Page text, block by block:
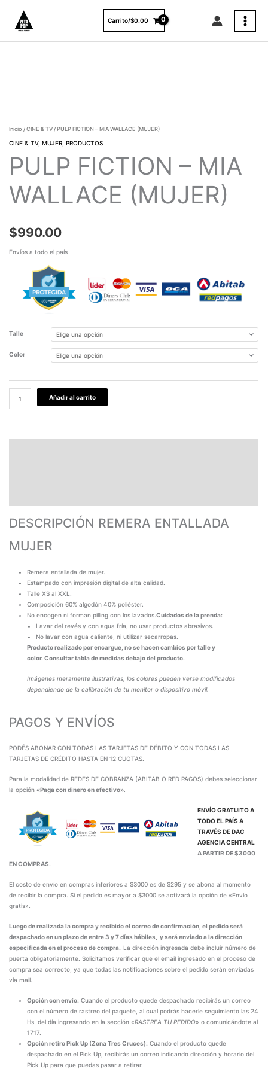
contenido
Carrito/$0.00
Inicio /CINE & TV/ PULP FICTION – MIA WALLACE (MUJER)
CINE & TV,MUJER ,PRODUCTOS
PULP FICTION – MIA
WALLACE (MUJER)
$990.00
Envíos a todo el país
Talle
Color
(MUJER)
Añadir al carrito
DESCRIPCIÓN REMERA ENTALLADA
MUJER
Remera entallada de mujer.
Estampado con impresión digital de alta calidad.
Talle XS al XXL.
Composición 60% algodón 40% poliéster.
No encogen ni forman pilling con los lavados.Cuidados de la prenda:
Lavar del revés y con agua fría, no usar productos abrasivos.
No lavar con agua caliente, ni utilizar secarropas.
Producto realizado por encargue, no se hacen cambios por talle y
color. Consultar tabla de medidas debajo del producto.
Imágenes meramente ilustrativas, los colores pueden verse modificados
dependiendo de la calibración de tu monitor o dispositivo móvil.
PAGOS Y ENVÍOS
PODÉS ABONAR CON TODAS LAS TARJETAS DE DÉBITO Y CON TODAS LAS
TARJETAS DE CRÉDITO HASTA EN 12 CUOTAS.
Para la modalidad de REDES DE COBRANZA (ABITAB O RED PAGOS) debes seleccionar
la opción «Paga con dinero en efectivo».
ENVÍO GRATUITO A
TODO EL PAÍS A
TRAVÉS DEDAC
AGENCIA CENTRAL
A PARTIR DE $3000
EN COMPRAS.
El costo de envío en compras inferiores a $3000 es de $295 y se abona al momento
de recibir la compra. Si el pedido es mayor a $3000 se activará la opción de «Envío
gratis».
Luego de realizada la compra y recibido el correo de confirmación, el pedido será
despachado en un plazo de entre 3 y 7 días hábiles, y será enviado a la dirección
especificada en el proceso de compra. La dirección ingresada debe incluir número de
puerta obligatoriamente. Solicitamos verificar que el email ingresado en el proceso de
compra sea correcto, ya que todas las notificaciones sobre el pedido serán enviadas
vía mail.
Opción con envío: Cuando el producto quede despachado recibirás un correo
con el número de rastreo del paquete, al cual podrás hacerle seguimiento las 24
Hs. del día ingresando en la sección «RASTREA TU PEDIDO» o comunicándote al
1717.
Opción retiro Pick Up (Zona Tres Cruces): Cuando el producto quede
despachado en el Pick Up, recibirás un correo indicando dirección y horario del
Pick Up para que puedas pasar a retirar.